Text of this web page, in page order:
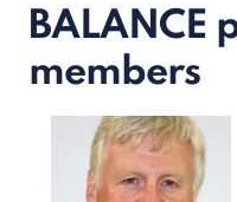
BALANCE
members